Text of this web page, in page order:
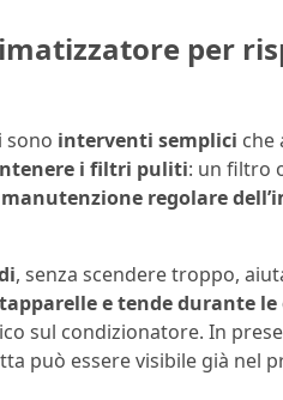
per
sono interventi semplici che
i filtri puliti: un filtro
manutenzione regolare
, senza scendere troppo,
e tende durante le
sul condizionatore. In
può essere visibile già nel